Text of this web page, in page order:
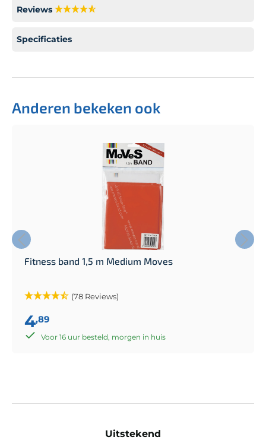
Reviews
Specificaties
Anderen bekeken ook
Fitness band 1,5 m Medium Moves
(78 Reviews)
4,89
Voor 16 uur besteld, morgen in huis
Uitstekend